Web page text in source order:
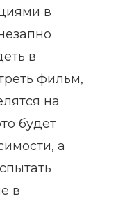
в
в
фильм,
на
будет
а
в